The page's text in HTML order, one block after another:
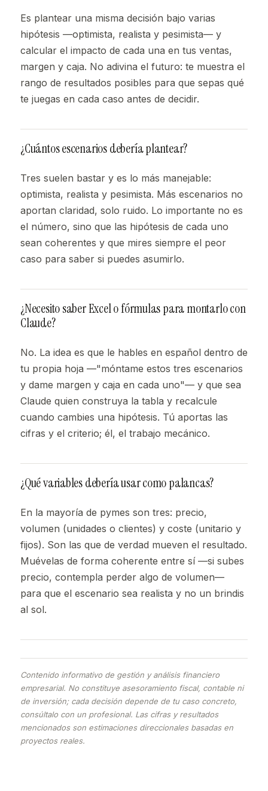
Es plantear una misma decisión bajo varias
hipótesis —optimista, realista y pesimista— y
calcular el impacto de cada una en tus ventas,
margen y caja. No adivina el futuro: te muestra el
rango de resultados posibles para que sepas qué
te juegas en cada caso antes de decidir.
¿Cuántos escenarios debería plantear?
Tres suelen bastar y es lo más manejable:
optimista, realista y pesimista. Más escenarios no
aportan claridad, solo ruido. Lo importante no es
el número, sino que las hipótesis de cada uno
sean coherentes y que mires siempre el peor
caso para saber si puedes asumirlo.
¿Necesito saber Excel o fórmulas para montarlo con
Claude?
No. La idea es que le hables en español dentro de
tu propia hoja —"móntame estos tres escenarios
y dame margen y caja en cada uno"— y que sea
Claude quien construya la tabla y recalcule
cuando cambies una hipótesis. Tú aportas las
cifras y el criterio; él, el trabajo mecánico.
¿Qué variables debería usar como palancas?
En la mayoría de pymes son tres: precio,
volumen (unidades o clientes) y coste (unitario y
fijos). Son las que de verdad mueven el resultado.
Muévelas de forma coherente entre sí —si subes
precio, contempla perder algo de volumen—
para que el escenario sea realista y no un brindis
al sol.
Contenido informativo de gestión y análisis financiero
empresarial. No constituye asesoramiento fiscal, contable ni
de inversión; cada decisión depende de tu caso concreto,
consúltalo con un profesional. Las cifras y resultados
mencionados son estimaciones direccionales basadas en
proyectos reales.